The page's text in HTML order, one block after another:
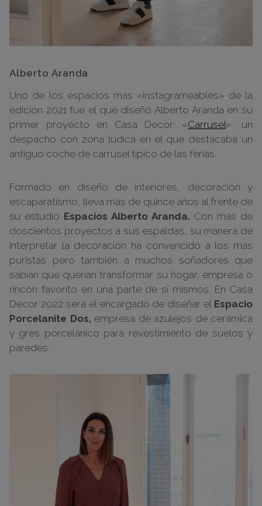
Alberto Aranda
Uno de los espacios más «instagrameables» de la
edición 2021 fue el que diseñó Alberto Aranda en su
primer proyecto en Casa Decor: «Carrusel«, un
despacho con zona lúdica en el que destacaba un
antiguo coche de carrusel típico de las ferias.
Formado en diseño de interiores, decoración y
escaparatismo, lleva más de quince años al frente de
su estudio Espacios Alberto Aranda. Con más de
doscientos proyectos a sus espaldas, su manera de
interpretar la decoración ha convencido a los más
puristas pero también a muchos soñadores que
sabían que querían transformar su hogar, empresa o
rincón favorito en una parte de sí mismos. En Casa
Decor 2022 será el encargado de diseñar el Espacio
Porcelanite Dos,empresa de azulejos de cerámica
y gres porcelánico para revestimiento de suelos y
paredes.